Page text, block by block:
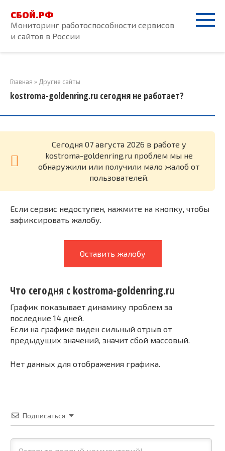
контенту
СБОЙ.РФ
Мониторинг работоспособности сервисов
и сайтов в России
Главная » Другие сайты
kostroma-goldenring.ru сегодня не работает?
Cегодня 07 августа 2026 в работе у
kostroma-goldenring.ru проблем мы не
обнаружили или получили мало жалоб от
пользователей.
Если сервис недоступен, нажмите на кнопку, чтобы
зафиксировать жалобу.
Оставить жалобу
Что сегодня с kostroma-goldenring.ru
График показывает динамику проблем за
последние 14 дней.
Если на графике виден сильный отрыв от
предыдущих значений, значит сбой массовый.
Нет данных для отображения графика.
Подписаться